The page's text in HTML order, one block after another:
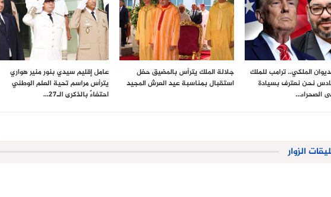
الملكي.. ترامب للملك
نحن نعترف بسيادة
الصحراء…
جلالة الملك يترأس بالمضيق حفل
استقبال بمناسبة عيد العرش المجيد
عامل إقليم سيدي بنور منير هواري
يترأس مراسم تحية العلم الوطني
احتفاءً بالذكرى الـ27…
الزوار